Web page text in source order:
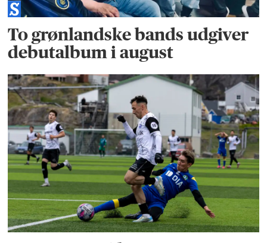
To grønlandske bands udgiver
debutalbum i august